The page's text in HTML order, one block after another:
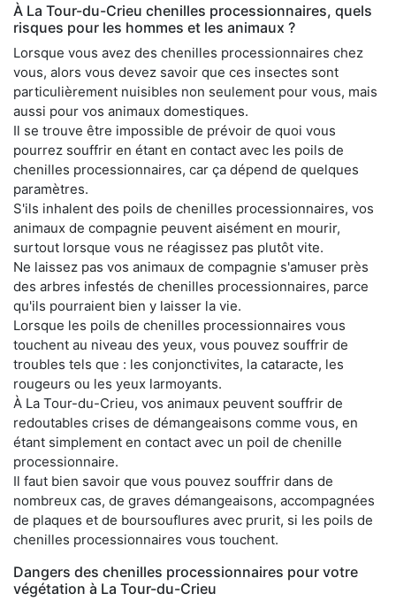
À La Tour-du-Crieu chenilles processionnaires, quels
risques pour les hommes et les animaux ?
Lorsque vous avez des chenilles processionnaires chez
vous, alors vous devez savoir que ces insectes sont
particulièrement nuisibles non seulement pour vous, mais
aussi pour vos animaux domestiques.
Il se trouve être impossible de prévoir de quoi vous
pourrez souffrir en étant en contact avec les poils de
chenilles processionnaires, car ça dépend de quelques
paramètres.
S'ils inhalent des poils de chenilles processionnaires, vos
animaux de compagnie peuvent aisément en mourir,
surtout lorsque vous ne réagissez pas plutôt vite.
Ne laissez pas vos animaux de compagnie s'amuser près
des arbres infestés de chenilles processionnaires, parce
qu'ils pourraient bien y laisser la vie.
Lorsque les poils de chenilles processionnaires vous
touchent au niveau des yeux, vous pouvez souffrir de
troubles tels que : les conjonctivites, la cataracte, les
rougeurs ou les yeux larmoyants.
À La Tour-du-Crieu, vos animaux peuvent souffrir de
redoutables crises de démangeaisons comme vous, en
étant simplement en contact avec un poil de chenille
processionnaire.
Il faut bien savoir que vous pouvez souffrir dans de
nombreux cas, de graves démangeaisons, accompagnées
de plaques et de boursouflures avec prurit, si les poils de
chenilles processionnaires vous touchent.
Dangers des chenilles processionnaires pour votre
végétation à La Tour-du-Crieu